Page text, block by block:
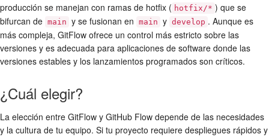
producción se manejan con ramas de hotfix ( hotfix/* ) que se
bifurcan de main y se fusionan en main y develop . Aunque es
más compleja, GitFlow ofrece un control más estricto sobre las
versiones y es adecuada para aplicaciones de software donde las
versiones estables y los lanzamientos programados son críticos.
¿Cuál elegir?
La elección entre GitFlow y GitHub Flow depende de las necesidades
y la cultura de tu equipo. Si tu proyecto requiere despliegues rápidos y